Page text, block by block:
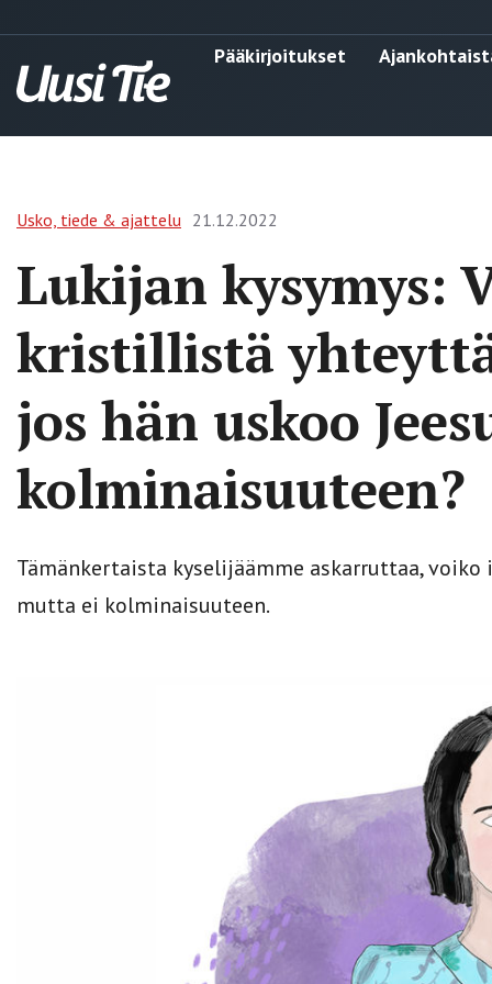
Pääkirjoitukset
Usko, tiede & ajattelu 21.12.2022
Lukijan kysymys:
kristillistä
jos hän uskoo
kolminaisuuteen?
Tämänkertaista kyselijäämme askarruttaa,
mutta ei kolminaisuuteen.